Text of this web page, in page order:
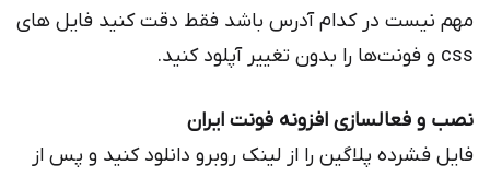
در کدام آدرس باشد فقط دقت کنید فایل های
فعالسازی افزونه فونت ایران
پلاگین را از لینک روبرو دانلود کنید و پس از